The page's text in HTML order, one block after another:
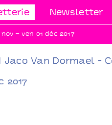
Newsletter
– ven 01 déc 2017
Jaco Van Dormael -
2017